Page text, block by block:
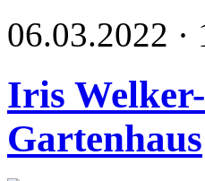
06.03.2022 ·
Iris
Gartenhaus